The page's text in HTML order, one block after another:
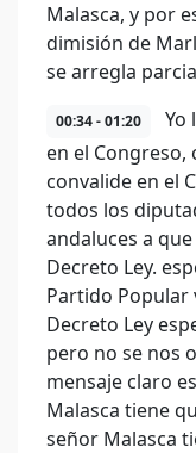
Malasca, y por
dimisión de
se arregla
00:34 - 01:20
Yo
en el Congreso,
convalide en el
todos los
andaluces a
Decreto Ley.
Partido Popular
Decreto Ley
pero no se nos
mensaje claro
Malasca tiene
señor Malasca